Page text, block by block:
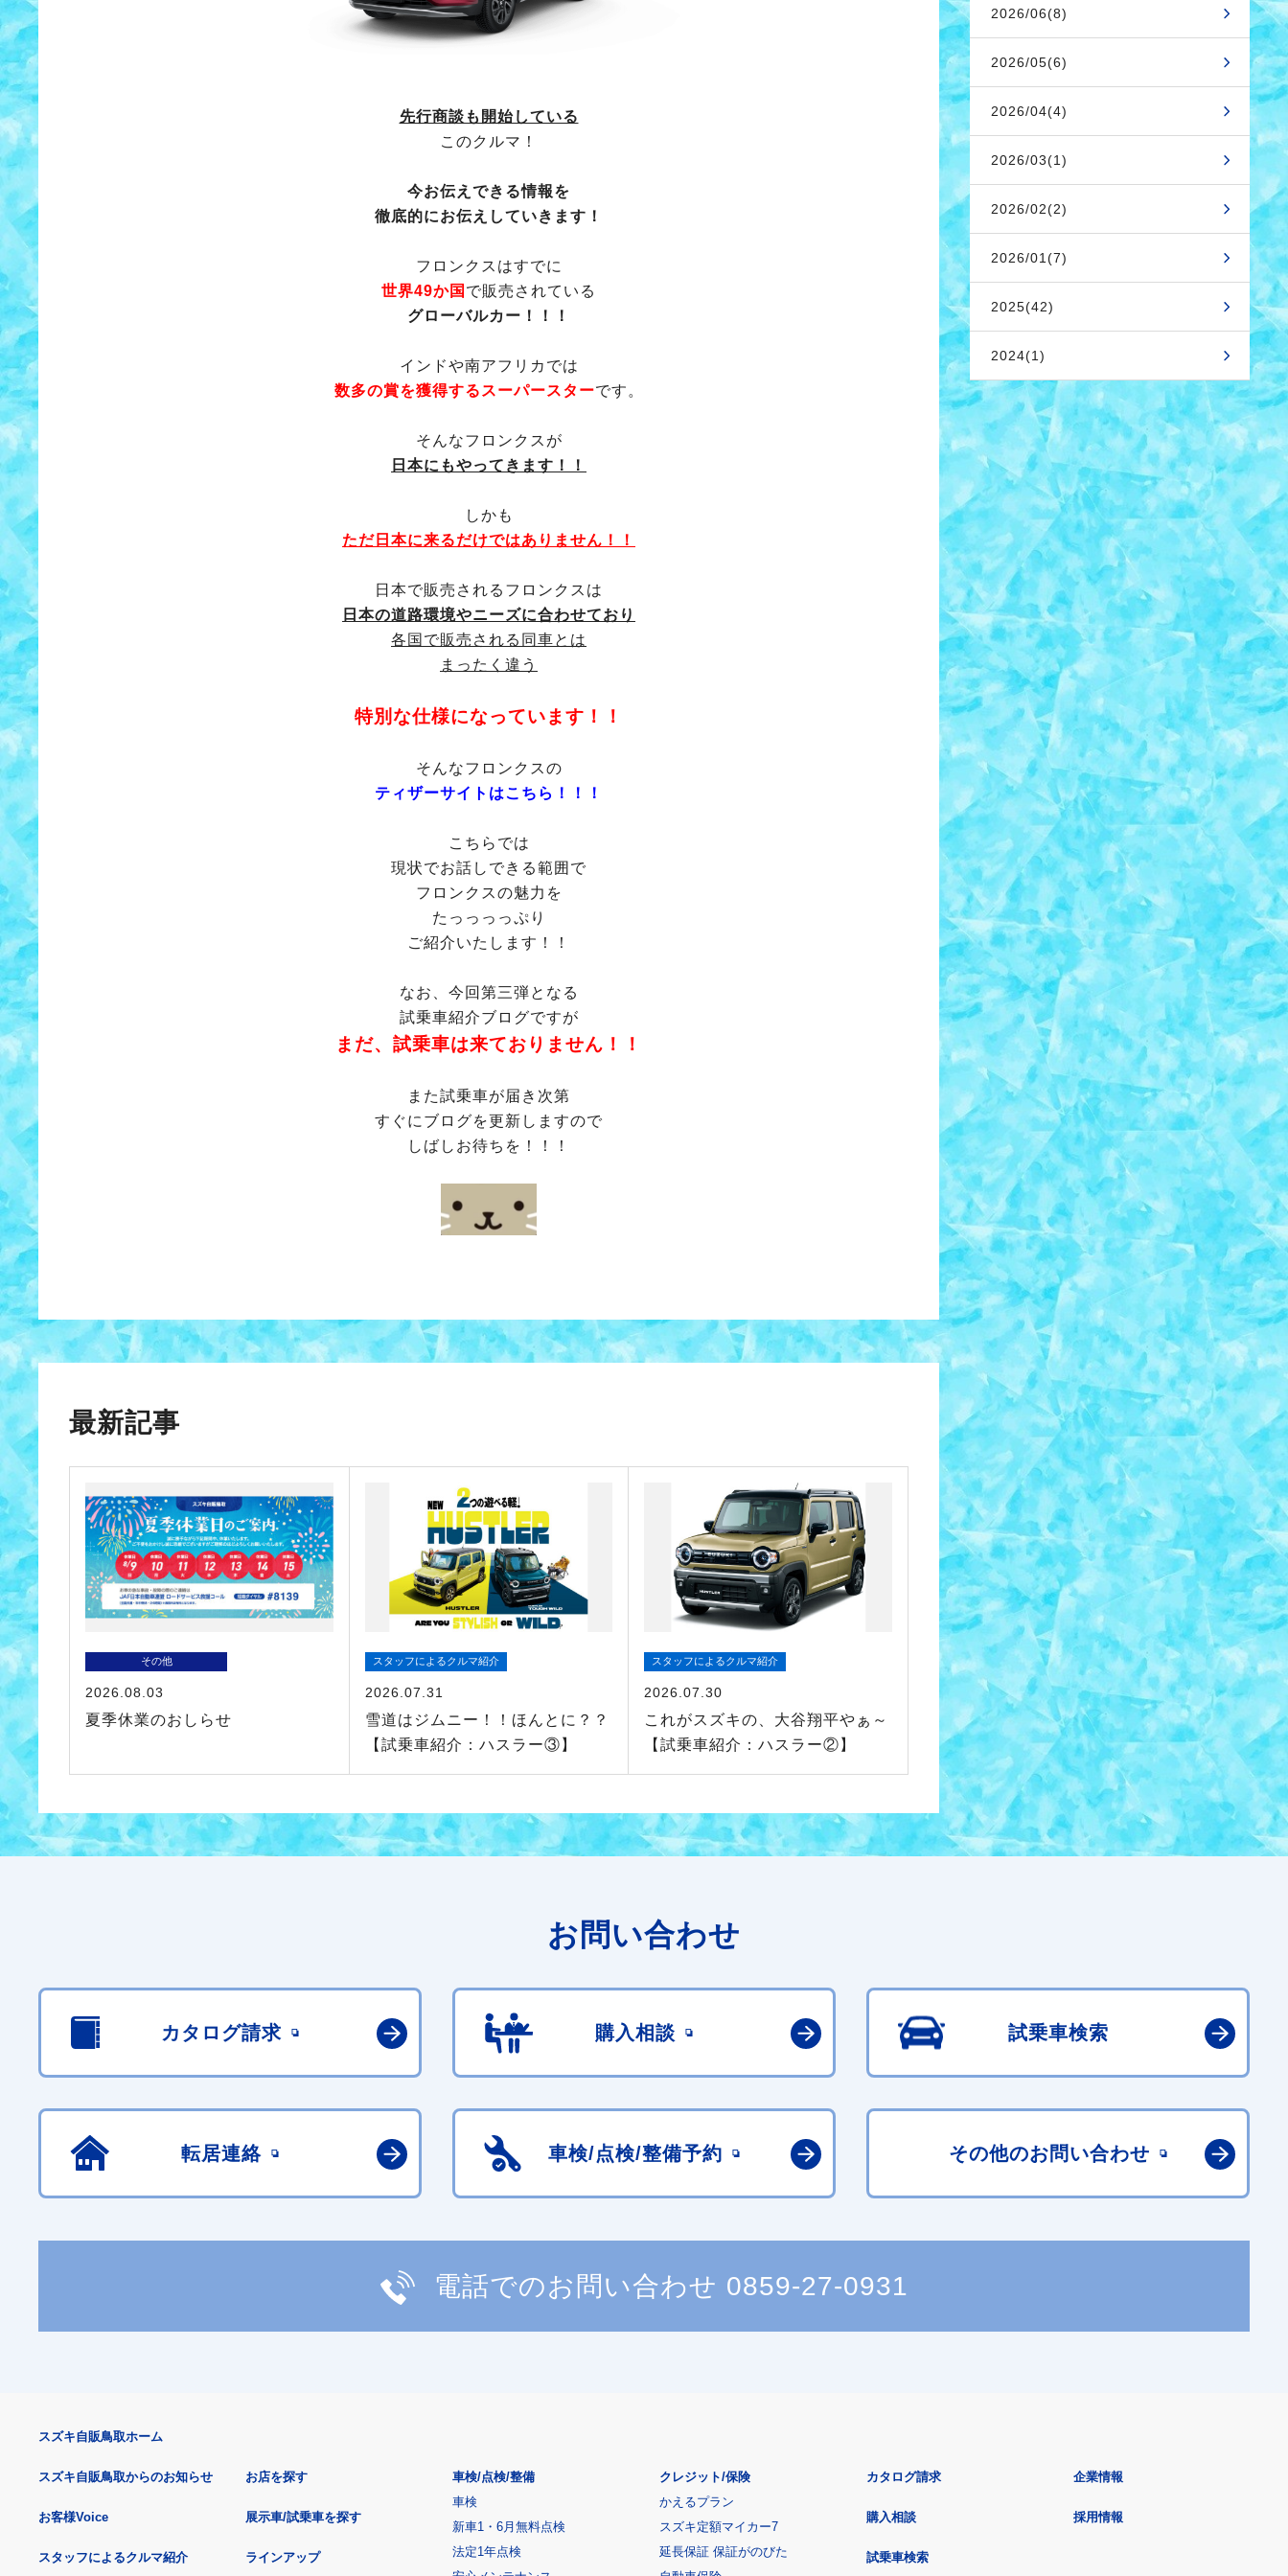
先行商談も開始している
このクルマ！
今お伝えできる情報を
徹底的にお伝えしていきます！
フロンクスはすでに
世界49か国 で販売されている
グローバルカー！！！
インドや南アフリカでは
数多の賞を獲得するスーパースターです。
そんなフロンクスが
日本にもやってきます！！
しかも
ただ日本に来るだけではありません！！
日本で販売されるフロンクスは
日本の道路環境やニーズに合わせており
各国で販売される同車とは
まったく違う
特別な仕様になっています！！
そんなフロンクスの
ティザーサイトはこちら！！！
こちらでは
現状でお話しできる範囲で
フロンクスの魅力を
たっっっっぷり
ご紹介いたします！！
なお、今回第三弾となる
試乗車紹介ブログですが
まだ、試乗車は来ておりません！！
また試乗車が届き次第
すぐにブログを更新しますので
しばしお待ちを！！！
最新記事
その他
2026.08.03
夏季休業のおしらせ
スタッフによるクルマ紹介
2026.07.31
雪道はジムニー！！ほんとに？？
【試乗車紹介：ハスラー③】
スタッフによるクルマ紹介
2026.07.30
これがスズキの、大谷翔平やぁ～
【試乗車紹介：ハスラー②】
2026/06(8)
2026/05(6)
2026/04(4)
2026/03(1)
2026/02(2)
2026/01(7)
2025(42)
2024(1)
お問い合わせ
カタログ請求 購入相談 試乗車検索
転居連絡 車検/点検/整備予約 その他のお問い合わせ
電話でのお問い合わせ 0859-27-0931
スズキ自販鳥取ホーム
スズキ自販鳥取からのお知らせ
お客様Voice
スタッフによるクルマ紹介
お店を探す
展示車/試乗車を探す
ラインアップ
車検/点検/整備
車検
新車1・6月無料点検
法定1年点検
クレジット/保険
かえるプラン
スズキ定額マイカー7
延長保証 保証がのびた
カタログ請求
購入相談
試乗車検索
企業情報
採用情報